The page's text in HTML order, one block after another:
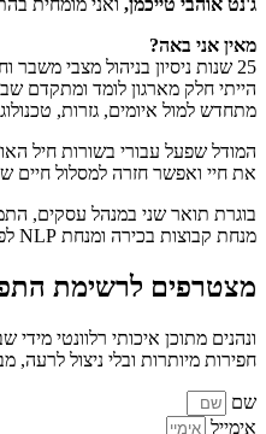
ג'נט אוהבי טייכמן, ואני מומחית
מאין אני באה?
25 שנות ניסיון בניהול מצבי משבר וחירום בחיל האוויר.
הייתי חלק מארגון לומד ומתקדם
מתחדש למול איומים, גזרות,
המודל שפעל עבורי בשורות חיל
את חיי ואפשר חזרה למסלול חיים
בוגרת תואר שני במנהל עסקים,
מנחת קבוצות בכירה ומנחת NLP לפיתוח תודעת מצוינות.
מצטרפים לרשימת
ונהנים מתוכן איכותי רלוונטי
חפירות מיותרות ובלי ניצול לרעה,
שם
אימייל